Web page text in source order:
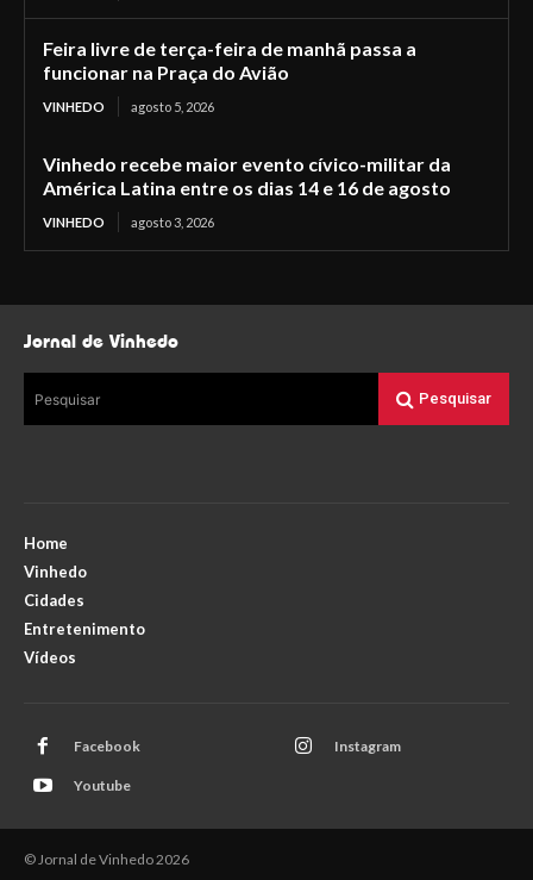
Feira livre de terça-feira de manhã passa a
funcionar na Praça do Avião
VINHEDO agosto 5, 2026
Vinhedo recebe maior evento cívico-militar da
América Latina entre os dias 14 e 16 de agosto
VINHEDO agosto 3, 2026
Jornal de Vinhedo
Pesquisar Pesquisar
Home
Vinhedo
Cidades
Entretenimento
Vídeos
Facebook Instagram
Youtube
© Jornal de Vinhedo 2026